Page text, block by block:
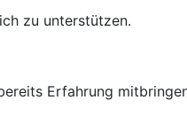
zu unterstützen.
Erfahrung